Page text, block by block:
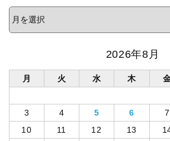
2026年8月
月 火 水 木
3
4 5 6 7
10
11 12 13